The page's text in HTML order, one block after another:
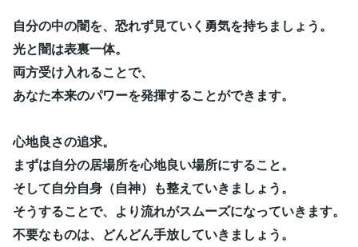
自分の中の闇を、恐れず見ていく勇気を持ちましょう。
光と闇は表裏一体。
両方受け入れることで、
あなた本来のパワーを発揮することができます。
心地良さの追求。
まずは自分の居場所を心地良い場所にすること。
そして自分自身（自神）も整えていきましょう。
そうすることで、より流れがスムーズになっていきます。
不要なものは、どんどん手放していきましょう。